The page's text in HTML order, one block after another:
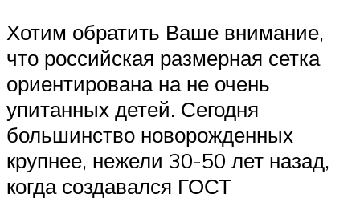
Хотим обратить Ваше внимание,
что российская размерная сетка
ориентирована на не очень
упитанных детей. Сегодня
большинство новорожденных
крупнее, нежели 30-50 лет назад,
когда создавался ГОСТ